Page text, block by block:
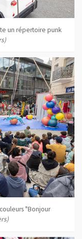
un répertoire punk
"Bonjour